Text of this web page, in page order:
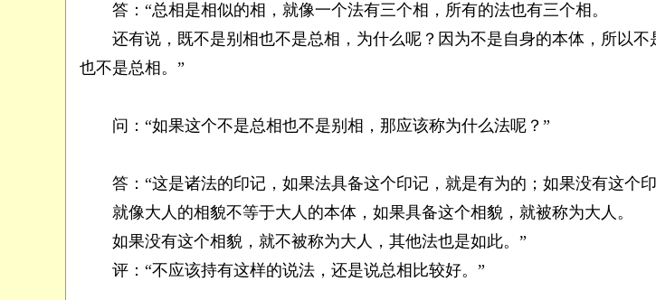
答：“总相是相似的相，就像一个法有三个相，所有的法也有三个相。
还有说，既不是别相也不是总相，为什么呢？因为不是自身的本体，所以不
也不是总相。”
问：“如果这个不是总相也不是别相，那应该称为什么法呢？”
答：“这是诸法的印记，如果法具备这个印记，就是有为的；如果没有这个印
就像大人的相貌不等于大人的本体，如果具备这个相貌，就被称为大人。
如果没有这个相貌，就不被称为大人，其他法也是如此。”
评：“不应该持有这样的说法，还是说总相比较好。”